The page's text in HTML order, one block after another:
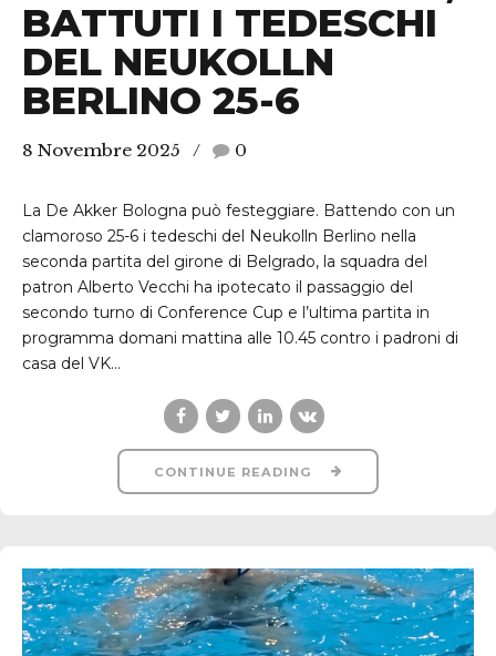
BATTUTI I TEDESCHI
DEL NEUKOLLN
BERLINO 25-6
8 Novembre 2025 0
La De Akker Bologna può festeggiare. Battendo con un
clamoroso 25-6 i tedeschi del Neukolln Berlino nella
seconda partita del girone di Belgrado, la squadra del
patron Alberto Vecchi ha ipotecato il passaggio del
secondo turno di Conference Cup e l’ultima partita in
programma domani mattina alle 10.45 contro i padroni di
casa del VK...
CONTINUE READING